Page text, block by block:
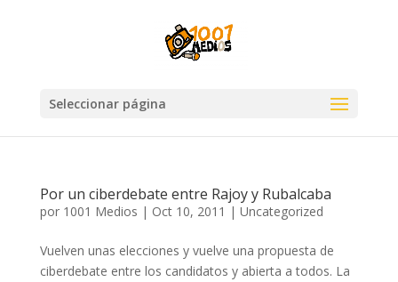
Seleccionar página
Por un ciberdebate entre Rajoy y Rubalcaba
por 1001 Medios | Oct 10, 2011 | Uncategorized
Vuelven unas elecciones y vuelve una propuesta de
ciberdebate entre los candidatos y abierta a todos. La